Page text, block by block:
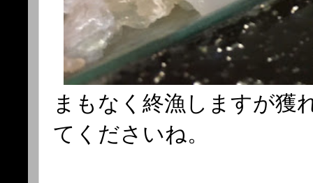
まもなく終漁しますが獲
てくださいね。